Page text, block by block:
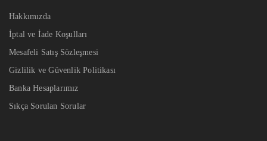
Hakkımızda
İptal ve İade Koşulları
Mesafeli Satış Sözleşmesi
Gizlilik ve Güvenlik Politikası
Banka Hesaplarımız
Sıkça Sorulan Sorular